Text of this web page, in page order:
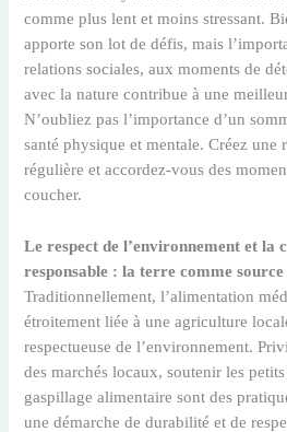
comme plus lent et moins stressant.
apporte son lot de défis, mais
relations sociales, aux moments de
avec la nature contribue à une
N’oubliez pas l’importance d’un
santé physique et mentale. Créez une
régulière et accordez-vous des
coucher.
Le respect de l’environnement et la
responsable : la terre comme
Traditionnellement, l’alimentation
étroitement liée à une agriculture
respectueuse de l’environnement.
des marchés locaux, soutenir les
gaspillage alimentaire sont des
une démarche de durabilité et de